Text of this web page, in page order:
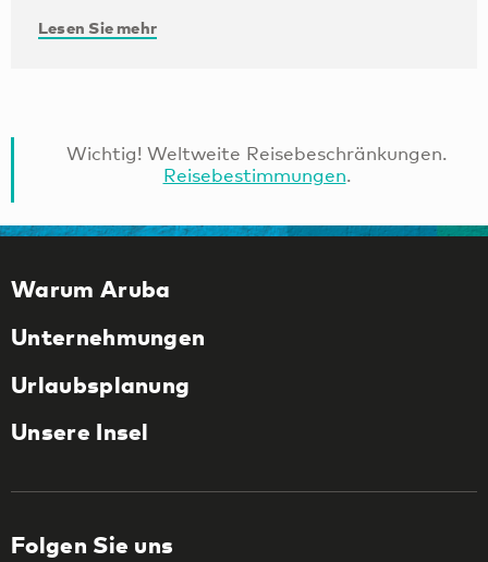
Lesen Sie mehr
Wichtig! Weltweite Reisebeschränkungen.
Reisebestimmungen.
Warum Aruba
Unternehmungen
Urlaubsplanung
Unsere Insel
Folgen Sie uns